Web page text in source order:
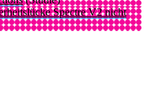
Spectre V2 nicht